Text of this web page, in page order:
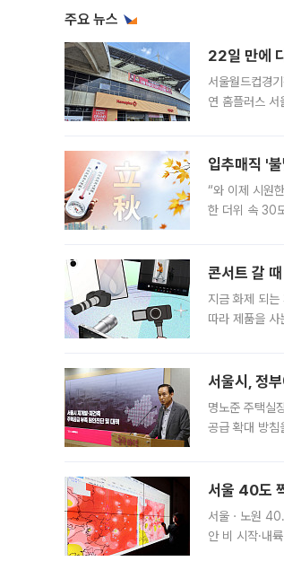
주요 뉴스
22일 만에
서울월드컵경
연 홈플러스
입추매직 '
“와 이제 시원
한 더위 속 30
콘서트 갈
지금 화제 되는
따라 제품을
서울시, 정
명노준 주택실
공급 확대 방침
서울 40도
서울ㆍ노원
안 비 시작·내